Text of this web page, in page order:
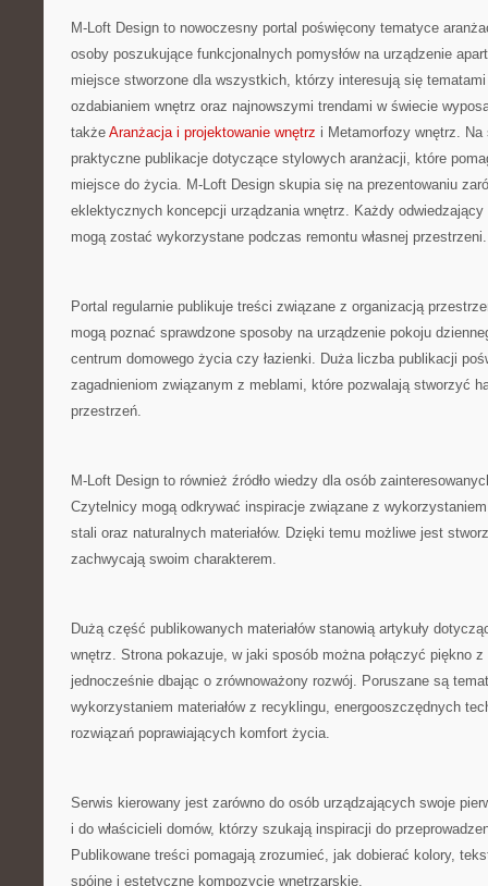
M-Loft Design to nowoczesny portal poświęcony tematyce
osoby poszukujące funkcjonalnych pomysłów na urządzenie
miejsce stworzone dla wszystkich, którzy interesują się
ozdabianiem wnętrz oraz najnowszymi trendami w świecie
także Aranżacja i projektowanie wnętrz i Metamorfozy wnętrz.
praktyczne publikacje dotyczące stylowych aranżacji, które
miejsce do życia. M-Loft Design skupia się na prezentowaniu
eklektycznych koncepcji urządzania wnętrz. Każdy odwiedzający
mogą zostać wykorzystane podczas remontu własnej przestrzeni.
Portal regularnie publikuje treści związane z organizacją
mogą poznać sprawdzone sposoby na urządzenie pokoju
centrum domowego życia czy łazienki. Duża liczba publikacji
zagadnieniom związanym z meblami, które pozwalają stworzyć
przestrzeń.
M-Loft Design to również źródło wiedzy dla osób
Czytelnicy mogą odkrywać inspiracje związane z
stali oraz naturalnych materiałów. Dzięki temu możliwe jest
zachwycają swoim charakterem.
Dużą część publikowanych materiałów stanowią artykuły
wnętrz. Strona pokazuje, w jaki sposób można połączyć piękno
jednocześnie dbając o zrównoważony rozwój. Poruszane są
wykorzystaniem materiałów z recyklingu, energooszczędnych
rozwiązań poprawiających komfort życia.
Serwis kierowany jest zarówno do osób urządzających swoje
i do właścicieli domów, którzy szukają inspiracji do
Publikowane treści pomagają zrozumieć, jak dobierać kolory,
spójne i estetyczne kompozycje wnętrzarskie.